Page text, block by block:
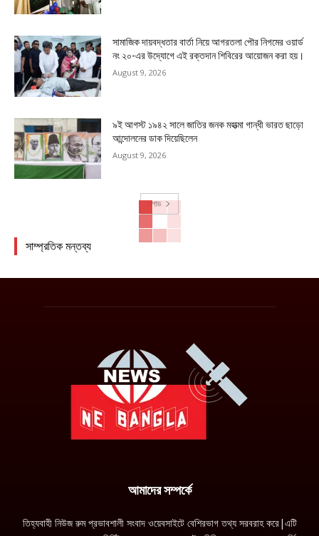
সামাজিক দায়বদ্ধতার বার্তা নিয়ে আগরতলা পৌর নিগমের ওয়ার্ড
নং ২০-এর উদ্যোগে এই রক্তদান শিবিরের আয়োজন করা হয়।
August 9, 2026
৯ই আগস্ট ১৯৪২ সালে জাতির জনক মহাত্মা গান্ধী ভারত ছাড়ো
আন্দোলনের ডাক দিয়েছিলেন
August 9, 2026
লোড
সাম্প্রতিক মন্তব্য
আমাদের সম্পর্কে
তিহ্যবাহী নিউজ রুম প্রভাবশালী সংবাদ ওয়েবসাইটে বেশিরভাগ তথ্য সরবরাহ করে|এটি